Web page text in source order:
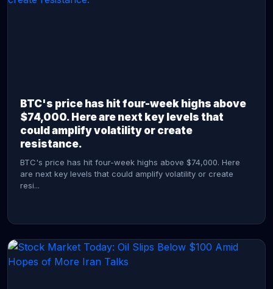
BTC's price has hit four-week highs above
$74,000. Here are next key levels that
could amplify volatility or create
resistance.
BTC's price has hit four-week highs above $74,000. Here
are next key levels that could amplify volatility or create
resi...